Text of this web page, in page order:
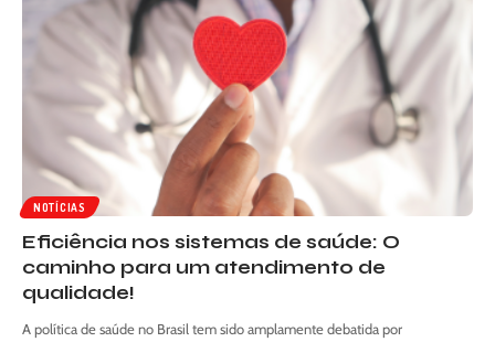
NOTÍCIAS
Eficiência nos sistemas de saúde: O
caminho para um atendimento de
qualidade!
A política de saúde no Brasil tem sido amplamente debatida por